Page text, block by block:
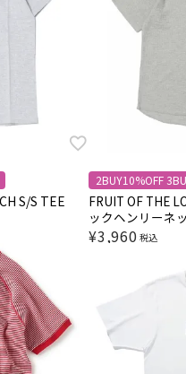
S/S TEE
2BUY10%OFF
FRUIT OF THE
ックヘンリーネ
¥3,960 税込